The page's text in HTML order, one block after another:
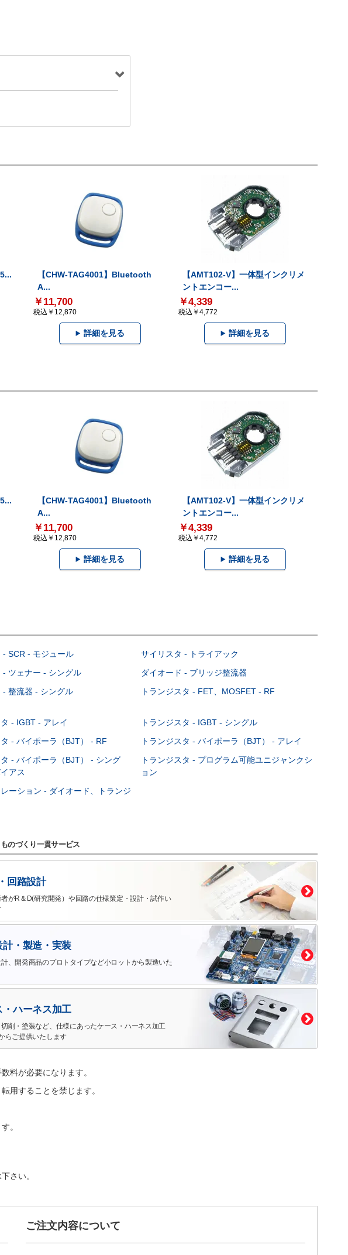
【CHW-TAG4001】Bluetooth
A...
￥11,700
税込￥12,870
詳細を見る
【AMT102-V】一体型インクリメ
ントエンコー...
￥4,339
税込￥4,772
詳細を見る
【CHW-TAG4001】Bluetooth
A...
￥11,700
税込￥12,870
詳細を見る
【AMT102-V】一体型インクリメ
ントエンコー...
￥4,339
税込￥4,772
詳細を見る
- SCR - モジュール
サイリスタ - トライアック
- ツェナー - シングル
ダイオード - ブリッジ整流器
- 整流器 - シングル トランジスタ - FET、MOSFET - RF
- IGBT - アレイ
トランジスタ - IGBT - シングル
タ - バイポーラ（BJT） - RF
トランジスタ - バイポーラ（BJT） - アレイ
タ - バイポーラ（BJT） - シング
アス
トランジスタ - プログラム可能ユニジャンクシ
ョン
ーション - ダイオード、トランジ
ものづくり一貫サービス
回路設計
がR＆D(研究開発）や回路の仕様策定・設計・試作い
計・製造・実装
、開発商品のプロトタイプなど小ロットから製造いた
・ハーネス加工
削・塗装など、仕様にあったケース・ハーネス加工
らご提供いたします
料が必要になります。
用することを禁じます。
。
さい。
ご注文内容について